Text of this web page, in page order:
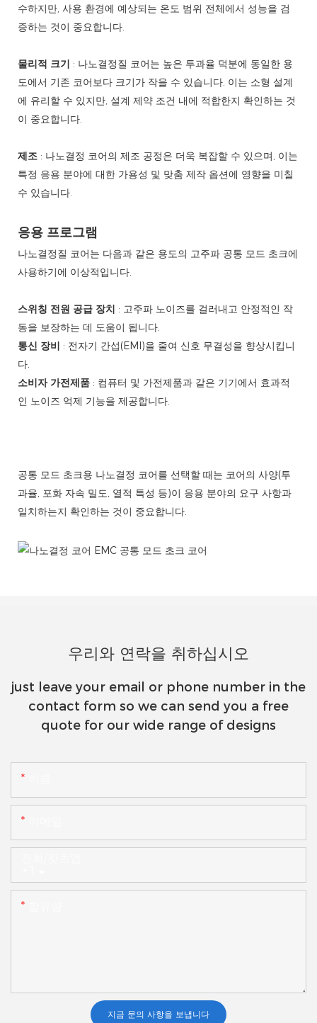
수하지만, 사용 환경에 예상되는 온도 범위 전체에서 성능을 검
증하는 것이 중요합니다.
물리적 크기 : 나노결정질 코어는 높은 투과율 덕분에 동일한 용
도에서 기존 코어보다 크기가 작을 수 있습니다. 이는 소형 ​​설계
에 유리할 수 있지만, 설계 제약 조건 내에 적합한지 확인하는 것
이 중요합니다.
제조 : 나노결정 코어의 제조 공정은 더욱 복잡할 수 있으며, 이는
특정 응용 분야에 대한 가용성 및 맞춤 제작 옵션에 영향을 미칠
수 있습니다.
응용 프로그램
나노결정질 코어는 다음과 같은 용도의 고주파 공통 모드 초크에
사용하기에 이상적입니다.
스위칭 전원 공급 장치 : 고주파 노이즈를 걸러내고 안정적인 작
동을 보장하는 데 도움이 됩니다.
통신 장비 : 전자기 간섭(EMI)을 줄여 신호 무결성을 향상시킵니
다.
소비자 가전제품 : 컴퓨터 및 가전제품과 같은 기기에서 효과적
인 노이즈 억제 기능을 제공합니다.
공통 모드 초크용 나노결정 코어를 선택할 때는 코어의 사양(투
과율, 포화 자속 밀도, 열적 특성 등)이 응용 분야의 요구 사항과
일치하는지 확인하는 것이 중요합니다.
우리와 연락을 취하십시오
just leave your email or phone number in the
contact form so we can send you a free
quote for our wide range of designs
지금 문의 사항을 보냅니다